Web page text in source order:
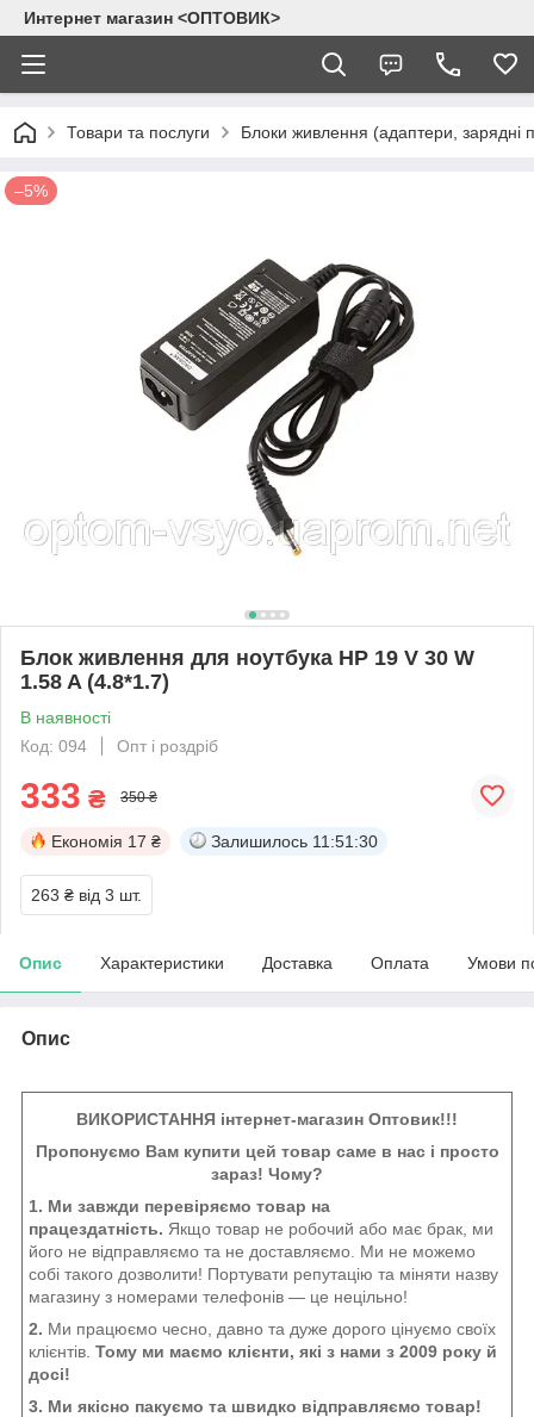
Интернет магазин <ОПТОВИК>
Товари та послуги Блоки живлення (адаптери, зарядні
–5%
Блок живлення для ноутбука HP 19 V 30 W
1.58 A (4.8*1.7)
В наявності
Код: 094
Опт і роздріб
333 ₴ 350 ₴
Економія 17 ₴ Залишилось 11:51:30
263 ₴ від 3 шт.
Опис Характеристики Доставка Оплата Умови
Опис
ВИКОРИСТАННЯ інтернет-магазин Оптовик!!!
Пропонуємо Вам купити цей товар саме в нас і просто
зараз! Чому?
1. Ми завжди перевіряємо товар на
працездатність. Якщо товар не робочий або має брак, ми
його не відправляємо та не доставляємо. Ми не можемо
собі такого дозволити! Портувати репутацію та міняти назву
магазину з номерами телефонів — це нецільно!
2. Ми працюємо чесно, давно та дуже дорого цінуємо своїх
клієнтів. Тому ми маємо клієнти, які з нами з 2009 року й
досі!
3. Ми якісно пакуємо та швидко відправляємо товар!